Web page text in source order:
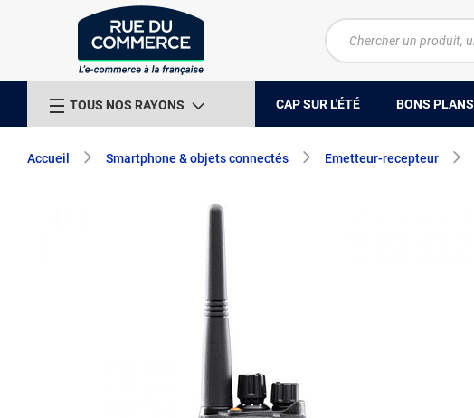
TOUS NOS RAYONS CAP SUR L'ÉTÉ BONS PLANS
Accueil Smartphone & objets connectés Emetteur-recepteur